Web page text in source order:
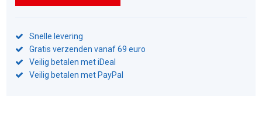
Snelle levering
Gratis verzenden vanaf 69 euro
Veilig betalen met iDeal
Veilig betalen met PayPal